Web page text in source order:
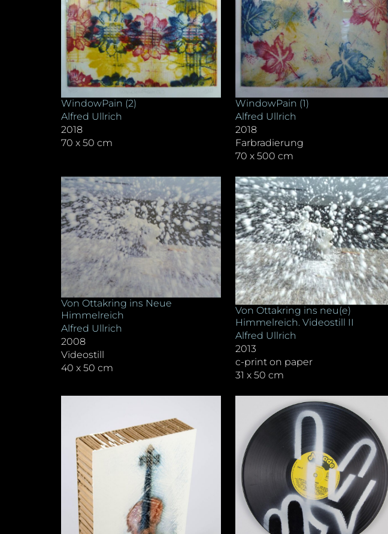
WindowPain (2)
Alfred Ullrich
2018
70 x 50 cm
WindowPain (1)
Alfred Ullrich
2018
Farbradierung
70 x 500 cm
Von Ottakring ins Neue
Himmelreich
Alfred Ullrich
2008
Videostill
40 x 50 cm
Von Ottakring ins neu(e)
Himmelreich. Videostill II
Alfred Ullrich
2013
c-print on paper
31 x 50 cm